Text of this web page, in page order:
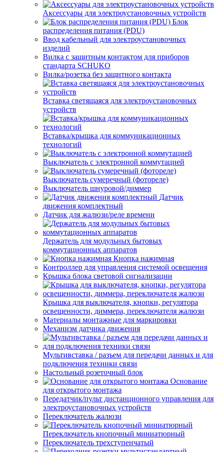
Аксессуары для электроустановочных устройств
Блок
распределения питания (PDU)
Ввод кабельный для электроустановочных
изделий
Вилка с защитным контактом для приборов
стандарта SCHUKO
Вилка/розетка без защитного контакта
Вставка светящаяся для электроустановочных
устройств
Вставка/крышка для коммуникационных
технологий
Выключатель с электронной коммутацией
Выключатель сумеречный (фотореле)
Выключатель шнуровой/диммер
Датчик
движения комплектный
Датчик для жалюзи/реле времени
Держатель для модульных бытовых
коммутационных аппаратов
Кнопка нажимная
Контроллер для управления системой освещения
Крышка блока световой сигнализации
Крышка для выключателя, кнопки, регулятора
освещенности, диммера, переключателя жалюзи
Материалы монтажные для маркировки
Механизм датчика движения
Мультивставка / разъем для передачи данных и для
подключения техники связи
Настольный розеточный блок
Основание
для открытого монтажа
Передатчик/пульт дистанционного управления для
электроустановочных устройств
Переключатель жалюзи
Переключатель кнопочный миниатюрный
Переключатель трехступенчатый